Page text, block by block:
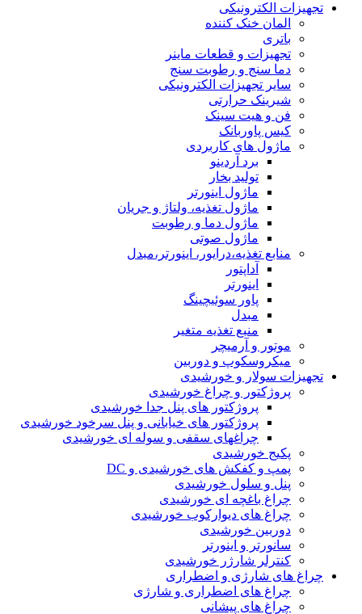
تجهیزات الکترونیکی
المان خنک کننده
باتری
تجهیزات و قطعات ماینر
دما سنج و رطوبت سنج
سایر تجهیزات الکترونیکی
شیرینک حرارتی
فن و هیت سینک
کیس پاوربانک
ماژول های کاربردی
برد آردینو
تولید بخار
ماژول اینورتر
ماژول تغذیه، ولتاژ و جریان
ماژول دما و رطوبت
ماژول صوتی
منابع تغذیه،درایور، اینورتر،مبدل
آداپتور
اینورتر
پاور سوئیچینگ
مبدل
منبع تغذیه متغیر
موتور و آرمیچر
میکروسکوپ و دوربین
تجهیزات سولار و خورشیدی
پروژکتور و چراغ خورشیدی
پروژکتور های پنل جدا خورشیدی
پروژکتور های خیابانی و پنل سرخود خورشیدی
چراغهای سقفی و سوله ای خورشیدی
پکیج خورشیدی
پمپ و کفکش های خورشیدی و DC
پنل و سلول خورشیدی
چراغ باغچه ای خورشیدی
چراغ های دیوارکوب خورشیدی
دوربین خورشیدی
سانورتر و اینورتر
کنترلر شارژر خورشیدی
چراغ های شارژی و اضطراری
چراغ های اضطراری و شارژی
چراغ های پیشانی